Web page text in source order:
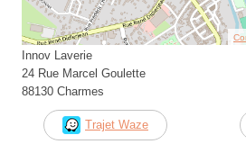
Innov Laverie
24 Rue Marcel Goulette
88130 Charmes
Trajet Waze